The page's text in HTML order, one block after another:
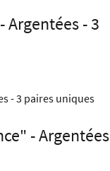
Argentées - 3
- Argentées